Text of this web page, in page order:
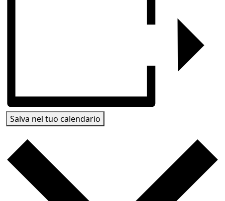
Salva nel tuo calendario